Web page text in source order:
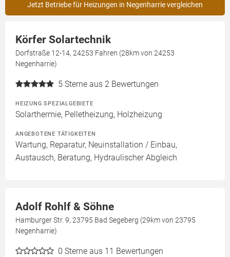
Jetzt Betriebe für Heizungen in Negenharrie vergleichen
Körfer Solartechnik
Dorfstraße 12-14, 24253 Fahren (28km von 24253
Negenharrie)
5 Sterne aus 2 Bewertungen
HEIZUNG SPEZIALGEBIETE
Solarthermie, Pelletheizung, Holzheizung
ANGEBOTENE TÄTIGKEITEN
Wartung, Reparatur, Neuinstallation / Einbau,
Austausch, Beratung, Hydraulischer Abgleich
Adolf Rohlf & Söhne
Hamburger Str. 9, 23795 Bad Segeberg (29km von 23795
Negenharrie)
0 Sterne aus 11 Bewertungen